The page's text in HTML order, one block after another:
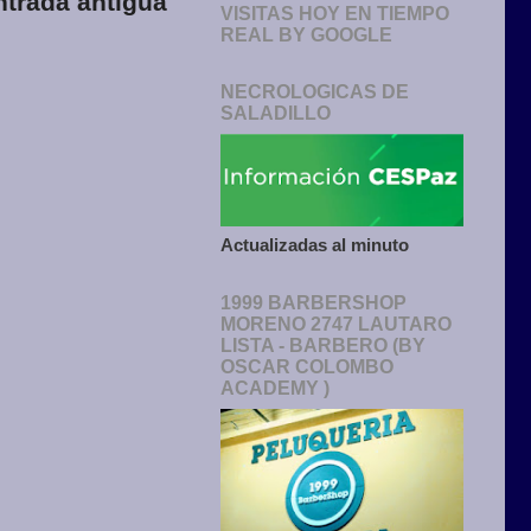
VISITAS HOY EN TIEMPO
REAL BY GOOGLE
NECROLOGICAS DE
SALADILLO
Actualizadas al minuto
1999 BARBERSHOP
MORENO 2747 LAUTARO
LISTA - BARBERO (BY
OSCAR COLOMBO
ACADEMY )